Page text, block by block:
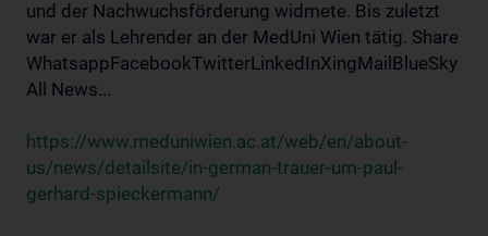
und der Nachwuchsförderung widmete. Bis zuletzt
war er als Lehrender an der MedUni Wien tätig. Share
WhatsappFacebookTwitterLinkedInXingMailBlueSky
All News...
https://www.meduniwien.ac.at/web/en/about-
us/news/detailsite/in-german-trauer-um-paul-
gerhard-spieckermann/